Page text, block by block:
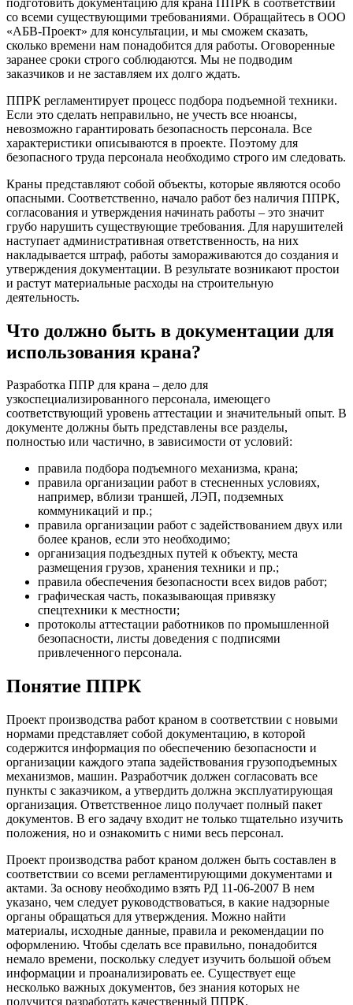
со всеми существующими требованиями. Обращайтесь в ООО
«АБВ-Проект» для консультации, и мы сможем сказать,
сколько времени нам понадобится для работы. Оговоренные
заранее сроки строго соблюдаются. Мы не подводим
заказчиков и не заставляем их долго ждать.
ППРК регламентирует процесс подбора подъемной техники.
Если это сделать неправильно, не учесть все нюансы,
невозможно гарантировать безопасность персонала. Все
характеристики описываются в проекте. Поэтому для
безопасного труда персонала необходимо строго им следовать.
Краны представляют собой объекты, которые являются особо
опасными. Соответственно, начало работ без наличия ППРК,
согласования и утверждения начинать работы – это значит
грубо нарушить существующие требования. Для нарушителей
наступает административная ответственность, на них
накладывается штраф, работы замораживаются до создания и
утверждения документации. В результате возникают простои
и растут материальные расходы на строительную
деятельность.
Что должно быть в документации для
использования крана?
Разработка ППР для крана – дело для
узкоспециализированного персонала, имеющего
соответствующий уровень аттестации и значительный опыт. В
документе должны быть представлены все разделы,
полностью или частично, в зависимости от условий:
правила подбора подъемного механизма, крана;
правила организации работ в стесненных условиях,
например, вблизи траншей, ЛЭП, подземных
коммуникаций и пр.;
правила организации работ с задействованием двух или
более кранов, если это необходимо;
организация подъездных путей к объекту, места
размещения грузов, хранения техники и пр.;
правила обеспечения безопасности всех видов работ;
графическая часть, показывающая привязку
спецтехники к местности;
протоколы аттестации работников по промышленной
безопасности, листы доведения с подписями
привлеченного персонала.
Понятие ППРК
Проект производства работ краном в соответствии с новыми
нормами представляет собой документацию, в которой
содержится информация по обеспечению безопасности и
организации каждого этапа задействования грузоподъемных
механизмов, машин. Разработчик должен согласовать все
пункты с заказчиком, а утвердить должна эксплуатирующая
организация. Ответственное лицо получает полный пакет
документов. В его задачу входит не только тщательно изучить
положения, но и ознакомить с ними весь персонал.
Проект производства работ краном должен быть составлен в
соответствии со всеми регламентирующими документами и
актами. За основу необходимо взять РД 11-06-2007 В нем
указано, чем следует руководствоваться, в какие надзорные
органы обращаться для утверждения. Можно найти
материалы, исходные данные, правила и рекомендации по
оформлению. Чтобы сделать все правильно, понадобится
немало времени, поскольку следует изучить большой объем
информации и проанализировать ее. Существует еще
несколько важных документов, без знания которых не
получится разработать качественный ППРК.